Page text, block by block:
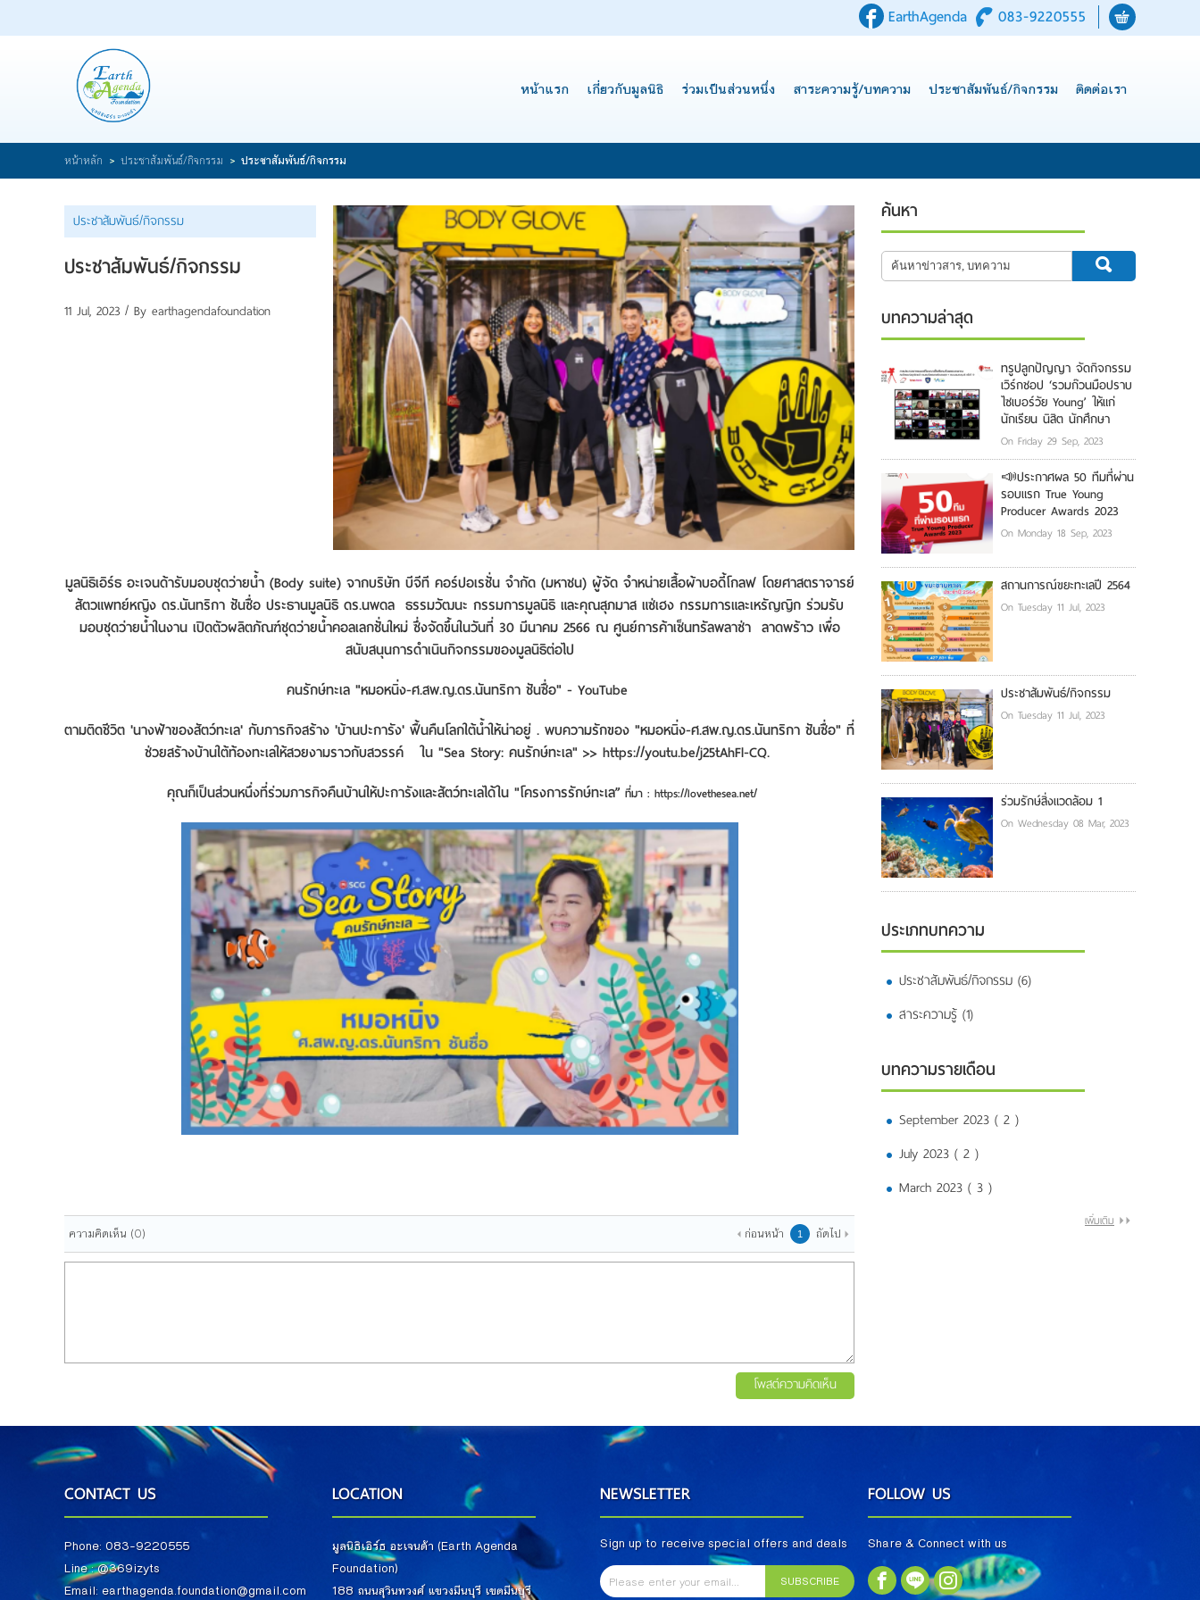
เกี่ยวกับมูลนิธิ
ร่วมเป็นส่วนหนึ่ง
หน้าแรก เกี่ยวกับมูลนิธิ ร่วมเป็นส่วนหนึ่ง สาระความรู้/บทความ ประชาสัมพันธ์/กิจกรรม ติดต่อเรา
083-9220555
EarthAgenda
หน้าหลัก > ประชาสัมพันธ์/กิจกรรม > ประชาสัมพันธ์/กิจกรรม
ประชาสัมพันธ์/กิจกรรม
ประชาสัมพันธ์/กิจกรรม
11 Jul, 2023 / By earthagendafoundation
มูลนิธิเอิร์ธ อะเจนด้ารับมอบชุดว่ายน้ำ (Body suite) จากบริษัท บีจีที คอร์ปอเรชั่น จำกัด (มหาชน) ผู้จัด จำหน่ายเสื้อผ้าบอดี้โกลฟ โดยศาสตราจารย์
สัตวแพทย์หญิง ดร.นันทริกา ชันซื่อ ประธานมูลนิธิ ดร.นพดล ธรรมวัฒนะ กรรมการมูลนิธิ และคุณสุภมาส แซ่เฮง กรรมการและเหรัญญิก ร่วมรับ
มอบชุดว่ายน้ำในงาน เปิดตัวผลิตภัณฑ์ชุดว่ายน้ำคอลเลกชั่นใหม่ ซึ่งจัดขึ้นในวันที่ 30 มีนาคม 2566 ณ ศูนย์การค้าเซ็นทรัลพลาซ่า ลาดพร้าว เพื่อ
สนับสนุนการดำเนินกิจกรรมของมูลนิธิต่อไป
คนรักษ์ทะเล "หมอหนิ่ง-ศ.สพ.ญ.ดร.นันทริกา ชันซื่อ" - YouTube
ตามติดชีวิต 'นางฟ้าของสัตว์ทะเล' กับภารกิจสร้าง 'บ้านปะการัง' ฟื้นคืนโลกใต้น้ำให้น่าอยู่ . พบความรักของ "หมอหนิ่ง-ศ.สพ.ญ.ดร.นันทริกา ชันซื่อ" ที่
ช่วยสร้างบ้านใต้ท้องทะเลให้สวยงามราวกับสวรรค์ ใน "Sea Story: คนรักษ์ทะเล" >> https://youtu.be/j25tAhFl-CQ.
คุณก็เป็นส่วนหนึ่งที่ร่วมภารกิจคืนบ้านให้ปะการังและสัตว์ทะเลได้ใน "โครงการรักษ์ทะเล” ที่มา : https://lovethesea.net/
ความคิดเห็น (0) ก่อนหน้า 1 ถัดไป
โพสต์ความคิดเห็น
ค้นหา
บทความล่าสุด
ทรูปลูกปัญญา จัดกิจกรรม
เวิร์กชอป ‘รวมก๊วนมือปราบ
ไซเบอร์วัย Young’ ให้แก่
นักเรียน นิสิต นักศึกษา
On Friday 29 Sep, 2023
📣ประกาศผล 50 ทีมที่ผ่าน
รอบแรก True Young
Producer Awards 2023
On Monday 18 Sep, 2023
สถานการณ์ขยะทะเลปี 2564
On Tuesday 11 Jul, 2023
ประชาสัมพันธ์/กิจกรรม
On Tuesday 11 Jul, 2023
ร่วมรักษ์สิ่งแวดล้อม 1
On Wednesday 08 Mar, 2023
ประเภทบทความ
ประชาสัมพันธ์/กิจกรรม (6)
สาระความรู้ (1)
บทความรายเดือน
September 2023 ( 2 )
July 2023 ( 2 )
March 2023 ( 3 )
เพิ่มเติม
CONTACT US
Phone: 083-9220555
Line :@369izyts
Email: earthagenda.foundation@gmail.com
LOCATION
มูลนิธิเอิร์ธ อะเจนด้า (Earth Agenda
Foundation)
188 ถนนสุวินทวงศ์ แขวงมีนบุรี เขตมีนบุรี
NEWSLETTER
Sign up to receive special offers and deals
SUBSCRIBE
FOLLOW US
Share & Connect with us